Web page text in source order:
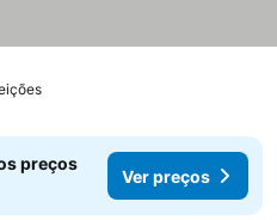
Ver preços
preços
preços
Ver preços